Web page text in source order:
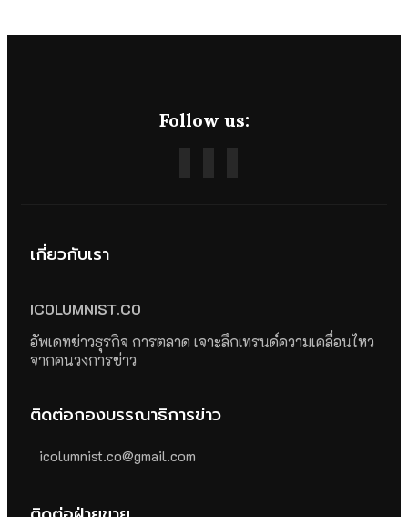
Follow us:
เกี่ยวกับเรา
ICOLUMNIST.CO
อัพเดทข่าวธุรกิจ การตลาด เจาะลึกเทรนด์ความเคลื่อนไหว
จากคนวงการข่าว
ติดต่อกองบรรณาธิการข่าว
icolumnist.co@gmail.com